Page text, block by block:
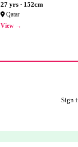
27 yrs · 152cm
Qatar
View →
Sign